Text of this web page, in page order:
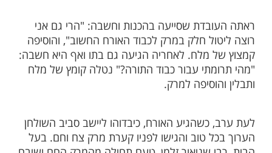
רבי שניאור זלמן מלאדי זצ"ל, בעל
לבני הבית שצריך להגיע אליהם אורח
כולם להנעים את שהותו. בבוקר יום
עצים ובישלו בעבורו מרק חם שיחמם את
ובתבלין, והניחה את הסיר על האש.